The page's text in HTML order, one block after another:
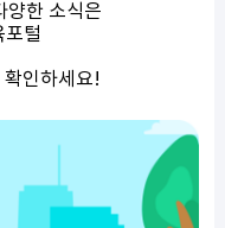
양한 소식은
포털
인하세요!